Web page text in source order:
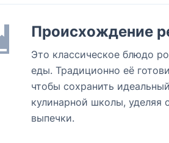
Происхождение
Это классическое блюдо
еды. Традиционно её
чтобы сохранить
кулинарной школы, уделяя
выпечки.